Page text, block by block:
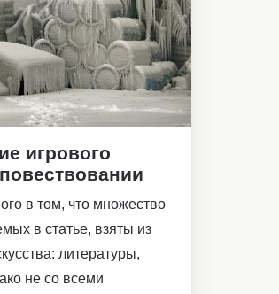
игрового
в том, что множество
в статье, взяты из
литературы,
не со всеми